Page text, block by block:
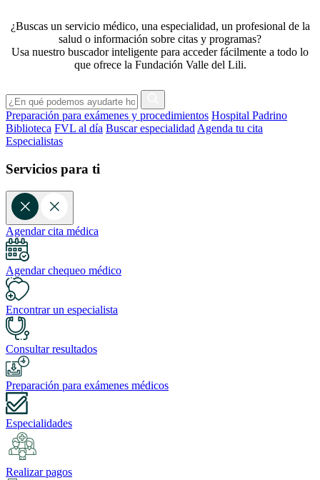
¿Buscas un servicio médico, una especialidad, un profesional de la
salud o información sobre citas y programas?
Usa nuestro buscador inteligente para acceder fácilmente a todo lo
que ofrece la Fundación Valle del Lili.
Preparación para exámenes y procedimientos Hospital Padrino
Biblioteca FVL al día Buscar especialidad Agenda tu cita
Especialistas
Servicios para ti
Agendar cita médica
Agendar chequeo médico
Encontrar un especialista
Consultar resultados
Preparación para exámenes médicos
Especialidades
Realizar pagos